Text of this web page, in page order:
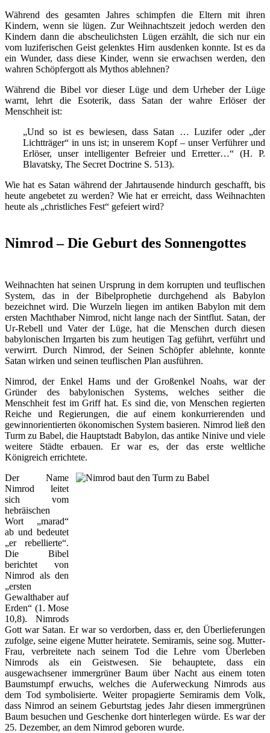
Während des gesamten Jahres schimpfen die Eltern mit ihren
Kindern, wenn sie lügen. Zur Weihnachtszeit jedoch werden den
Kindern dann die abscheulichsten Lügen erzählt, die sich nur ein
vom luziferischen Geist gelenktes Hirn ausdenken konnte. Ist es da
ein Wunder, dass diese Kinder, wenn sie erwachsen werden, den
wahren Schöpfergott als Mythos ablehnen?
Während die Bibel vor dieser Lüge und dem Urheber der Lüge
warnt, lehrt die Esoterik, dass Satan der wahre Erlöser der
Menschheit ist:
„Und so ist es bewiesen, dass Satan … Luzifer oder „der
Lichtträger“ in uns ist; in unserem Kopf – unser Verführer und
Erlöser, unser intelligenter Befreier und Erretter…“ (H. P.
Blavatsky, The Secret Doctrine S. 513).
Wie hat es Satan während der Jahrtausende hindurch geschafft, bis
heute angebetet zu werden? Wie hat er erreicht, dass Weihnachten
heute als „christliches Fest“ gefeiert wird?
Nimrod – Die Geburt des Sonnengottes
Weihnachten hat seinen Ursprung in dem korrupten und teuflischen
System, das in der Bibelprophetie durchgehend als Babylon
bezeichnet wird. Die Wurzeln liegen im antiken Babylon mit dem
ersten Machthaber Nimrod, nicht lange nach der Sintflut. Satan, der
Ur-Rebell und Vater der Lüge, hat die Menschen durch diesen
babylonischen Irrgarten bis zum heutigen Tag geführt, verführt und
verwirrt. Durch Nimrod, der Seinen Schöpfer ablehnte, konnte
Satan wirken und seinen teuflischen Plan ausführen.
Nimrod, der Enkel Hams und der Großenkel Noahs, war der
Gründer des babylonischen Systems, welches seither die
Menschheit fest im Griff hat. Es sind die, von Menschen regierten
Reiche und Regierungen, die auf einem konkurrierenden und
gewinnorientierten ökonomischen System basieren. Nimrod ließ den
Turm zu Babel, die Hauptstadt Babylon, das antike Ninive und viele
weitere Städte erbauen. Er war es, der das erste weltliche
Königreich errichtete.
Der Name
Nimrod leitet
sich vom
hebräischen
Wort „marad“
ab und bedeutet
„er rebellierte“.
Die Bibel
berichtet von
Nimrod als den
„ersten
Gewalthaber auf
Erden“ (1. Mose
10,8). Nimrods
Gott war Satan. Er war so verdorben, dass er, den Überlieferungen
zufolge, seine eigene Mutter heiratete. Semiramis, seine sog. Mutter-
Frau, verbreitete nach seinem Tod die Lehre vom Überleben
Nimrods als ein Geistwesen. Sie behauptete, dass ein
ausgewachsener immergrüner Baum über Nacht aus einem toten
Baumstumpf erwuchs, welches die Auferweckung Nimrods aus
dem Tod symbolisierte. Weiter propagierte Semiramis dem Volk,
dass Nimrod an seinem Geburtstag jedes Jahr diesen immergrünen
Baum besuchen und Geschenke dort hinterlegen würde. Es war der
25. Dezember, an dem Nimrod geboren wurde.